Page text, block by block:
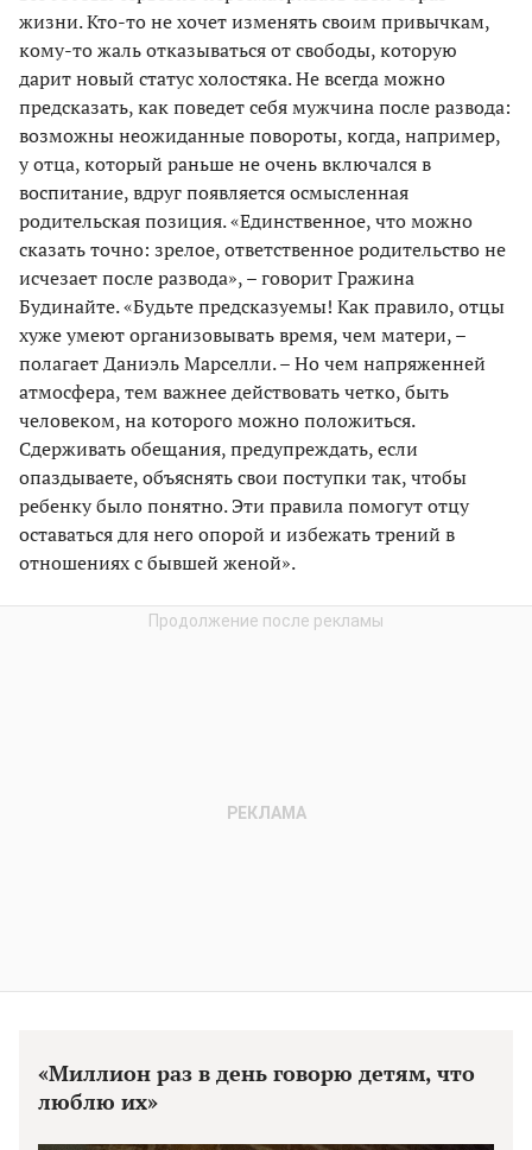
жизни. Кто-то не хочет изменять своим привычкам,
кому-то жаль отказываться от свободы, которую
дарит новый статус холостяка. Не всегда можно
предсказать, как поведет себя мужчина после развода:
возможны неожиданные повороты, когда, например,
у отца, который раньше не очень включался в
воспитание, вдруг появляется осмысленная
родительская позиция. «Единственное, что можно
сказать точно: зрелое, ответственное родительство не
исчезает после развода», – говорит Гражина
Будинайте. «Будьте предсказуемы! Как правило, отцы
хуже умеют организовывать время, чем матери, –
полагает Даниэль Марселли. – Но чем напряженней
атмосфера, тем важнее действовать четко, быть
человеком, на которого можно положиться.
Сдерживать обещания, предупреждать, если
опаздываете, объяснять свои поступки так, чтобы
ребенку было понятно. Эти правила помогут отцу
оставаться для него опорой и избежать трений в
отношениях с бывшей женой».
«Миллион раз в день говорю детям, что
люблю их»